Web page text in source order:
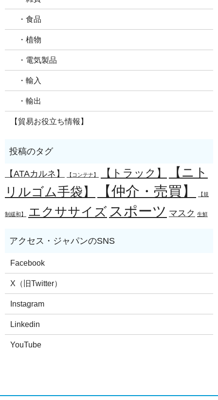
・食品
・植物
・電気製品
・輸入
・輸出
【貿易お役立ち情報】
【ATAカルネ】 【コンテナ】 【トラック】
【ニト
リルゴム手袋】
【仲介・売買】 【規
制緩和】 エクササイズ スポーツ マスク 生鮮
Facebook
X（旧Twitter）
Instagram
Linkedin
YouTube